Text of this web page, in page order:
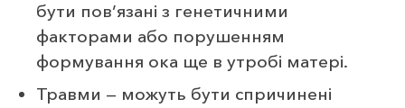
бути пов’язані з генетичними
факторами або порушенням
формування ока ще в утробі матері.
Травми — можуть бути спричинені